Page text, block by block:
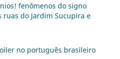
fenômenos do signo
do Jardim Sucupira e
no português brasileiro